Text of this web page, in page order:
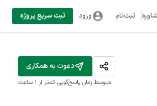
ثبت‌نام ورود ثبت سریع پروژه
دعوت به همکاری
متوسط زمان پاسخ‌گویی کمتر از 1 ساعت